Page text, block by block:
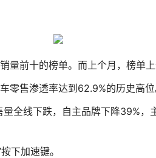
前十的榜单。而上个月，榜单上
售渗透率达到62.9%的历史高位
线下跌，自主品牌下降39%，
下加速键。